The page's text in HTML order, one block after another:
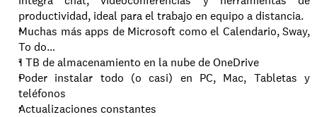
productividad, ideal para el trabajo en equipo a distancia.
Muchas más apps de Microsoft como el Calendario, Sway,
To do…
1 TB de almacenamiento en la nube de OneDrive
Poder instalar todo (o casi) en PC, Mac, Tabletas y
teléfonos
Actualizaciones constantes